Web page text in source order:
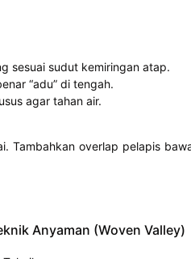
sesuai sudut kemiringan atap.
“adu” di tengah.
agar tahan air.
Tambahkan overlap pelapis
Anyaman (Woven Valley)